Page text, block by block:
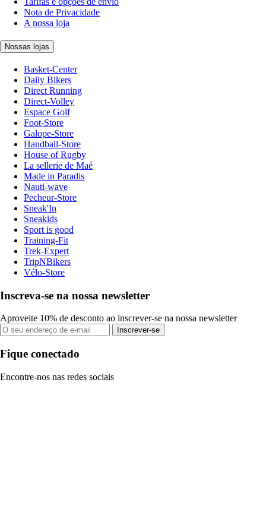
Nota de Privacidade
A nossa loja
Nossas lojas
Basket-Center
Daily Bikers
Direct Running
Direct-Volley
Espace Golf
Foot-Store
Galope-Store
Handball-Store
House of Rugby
La sellerie de Maé
Made in Paradis
Nauti-wave
Pecheur-Store
Sneak'In
Sneakids
Sport is good
Training-Fit
Trek-Expert
TripNBikers
Vélo-Store
Inscreva-se na nossa newsletter
Aproveite 10% de desconto ao inscrever-se na nossa newsletter
Inscrever-se
Fique conectado
Encontre-nos nas redes sociais